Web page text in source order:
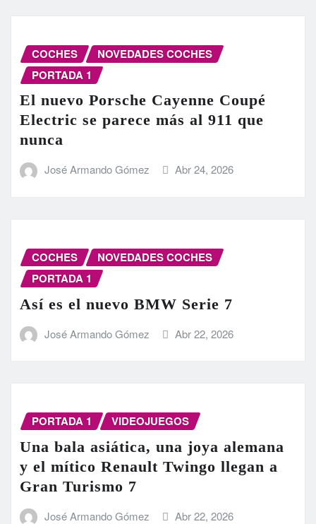
COCHES
NOVEDADES COCHES
PORTADA 1
El nuevo Porsche Cayenne Coupé
Electric se parece más al 911 que
nunca
José Armando Gómez Abr 24, 2026
COCHES
NOVEDADES COCHES
PORTADA 1
Así es el nuevo BMW Serie 7
José Armando Gómez Abr 22, 2026
PORTADA 1 VIDEOJUEGOS
Una bala asiática, una joya alemana
y el mítico Renault Twingo llegan a
Gran Turismo 7
José Armando Gómez Abr 22, 2026